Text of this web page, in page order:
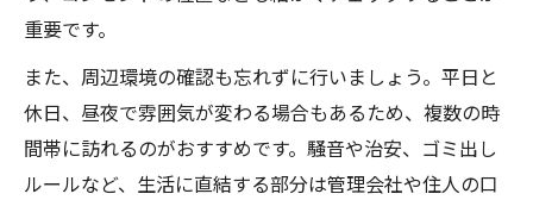
重要です。
また、周辺環境の確認も忘れずに行いましょう。平日と
休日、昼夜で雰囲気が変わる場合もあるため、複数の時
間帯に訪れるのがおすすめです。騒音や治安、ゴミ出し
ルールなど、生活に直結する部分は管理会社や住人の口